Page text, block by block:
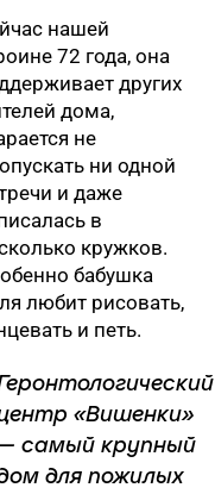
нашей
72 года, она
других
дома,
не
ни одной
и даже
в
кружков.
бабушка
любит рисовать,
и петь.
«Вишенки»
самый крупный
для пожилых